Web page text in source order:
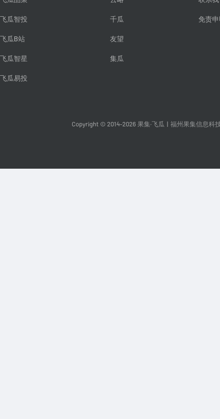
飞瓜智投
飞瓜B站
飞瓜智星
飞瓜易投
千瓜
友望
集瓜
免责
Copyright © 2014-2026 果集·飞瓜 福州果集信息科